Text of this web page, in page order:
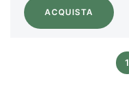
ACQUISTA
1